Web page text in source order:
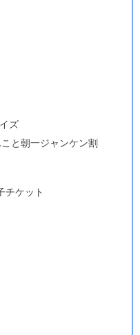
ズ
と朝一ジャンケン割
チケット